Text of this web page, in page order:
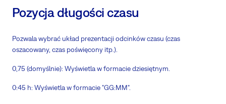
Pozycja długości czasu
Pozwala wybrać układ prezentacji odcinków czasu (czas
oszacowany, czas poświęcony itp.).
0,75 (domyślnie): Wyświetla w formacie dziesiętnym.
0:45 h: Wyświetla w formacie "GG:MM".